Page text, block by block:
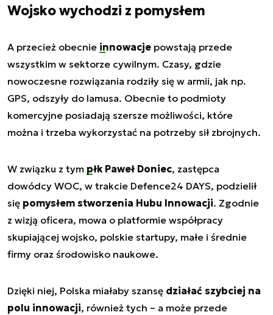
Wojsko wychodzi z pomysłem
A przecież obecnie innowacje powstają przede
wszystkim w sektorze cywilnym. Czasy, gdzie
nowoczesne rozwiązania rodziły się w armii, jak np.
GPS, odszyły do lamusa. Obecnie to podmioty
komercyjne posiadają szersze możliwości, które
można i trzeba wykorzystać na potrzeby sił zbrojnych.
W związku z tym płk Paweł Doniec, zastępca
dowódcy WOC, w trakcie Defence24 DAYS, podzielił
się pomysłem stworzenia Hubu Innowacji. Zgodnie
z wizją oficera, mowa o platformie współpracy
skupiającej wojsko, polskie startupy, małe i średnie
firmy oraz środowisko naukowe.
Dzięki niej, Polska miałaby szansę działać szybciej na
polu innowacji, również tych – a może przede